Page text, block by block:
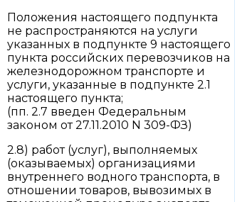
Положения настоящего подпункта
не распространяются на услуги
указанных в подпункте 9 настоящего
пункта российских перевозчиков на
железнодорожном транспорте и
услуги, указанные в подпункте 2.1
настоящего пункта;
(пп. 2.7 введен Федеральным
законом от 27.11.2010 N 309-ФЗ)
2.8) работ (услуг), выполняемых
(оказываемых) организациями
внутреннего водного транспорта, в
отношении товаров, вывозимых в